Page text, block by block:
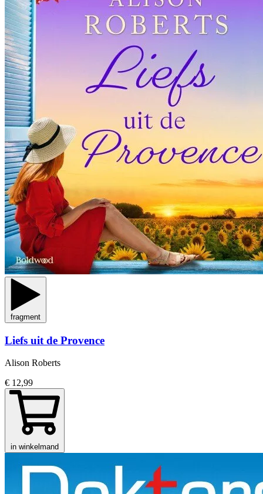
fragment
Liefs uit de Provence
Alison Roberts
€ 12,99
in winkelmand